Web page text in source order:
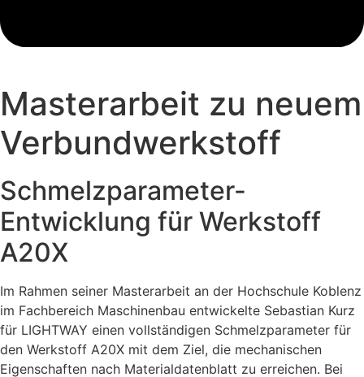
Masterarbeit zu neuem
Verbundwerkstoff
Schmelzparameter-
Entwicklung für Werkstoff
A20X
Im Rahmen seiner Masterarbeit an der Hochschule Koblenz
im Fachbereich Maschinenbau entwickelte Sebastian Kurz
für LIGHTWAY einen vollständigen Schmelzparameter für
den Werkstoff A20X mit dem Ziel, die mechanischen
Eigenschaften nach Materialdatenblatt zu erreichen. Bei